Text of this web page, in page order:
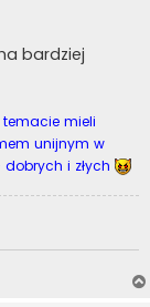
bardziej
temacie mieli
unijnym w
i złych